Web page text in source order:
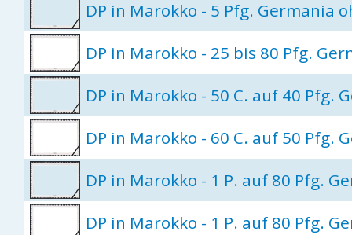
DP in Marokko - 5 Pfg. Germania
DP in Marokko - 25 bis 80 Pfg.
DP in Marokko - 50 C. auf 40 Pfg.
DP in Marokko - 60 C. auf 50 Pfg.
DP in Marokko - 1 P. auf 80 Pfg.
DP in Marokko - 1 P. auf 80 Pfg.